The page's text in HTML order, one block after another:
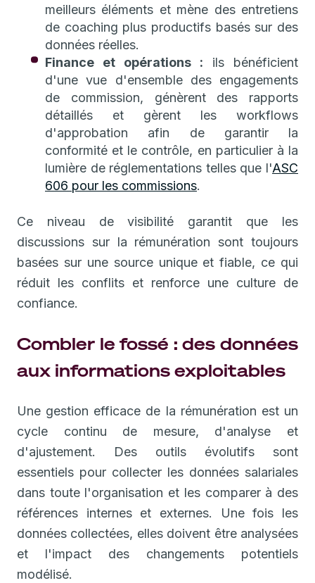
meilleurs éléments et mène des entretiens
de coaching plus productifs basés sur des
données réelles.
Finance et opérations : ils bénéficient
d'une vue d'ensemble des engagements
de commission, génèrent des rapports
détaillés et gèrent les workflows
d'approbation afin de garantir la
conformité et le contrôle, en particulier à la
lumière de réglementations telles que l'ASC
606 pour les commissions.
Ce niveau de visibilité garantit que les
discussions sur la rémunération sont toujours
basées sur une source unique et fiable, ce qui
réduit les conflits et renforce une culture de
confiance.
Combler le fossé : des données
aux informations exploitables
Une gestion efficace de la rémunération est un
cycle continu de mesure, d'analyse et
d'ajustement. Des outils évolutifs sont
essentiels pour collecter les données salariales
dans toute l'organisation et les comparer à des
références internes et externes. Une fois les
données collectées, elles doivent être analysées
et l'impact des changements potentiels
modélisé.